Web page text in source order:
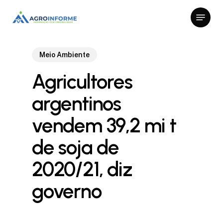
Menu
Meio Ambiente
Agricultores
argentinos
vendem 39,2 mi t
de soja de
2020/21, diz
governo